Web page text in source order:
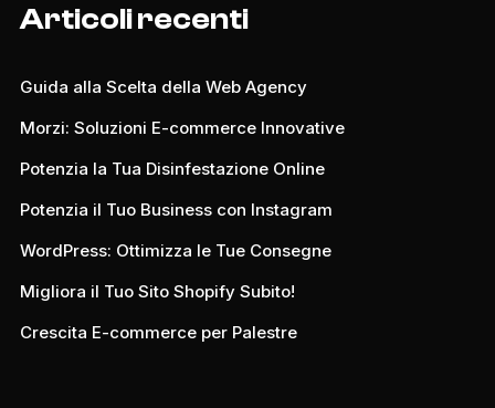
Articoli recenti
Guida alla Scelta della Web Agency
Morzi: Soluzioni E-commerce Innovative
Potenzia la Tua Disinfestazione Online
Potenzia il Tuo Business con Instagram
WordPress: Ottimizza le Tue Consegne
Migliora il Tuo Sito Shopify Subito!
Crescita E-commerce per Palestre